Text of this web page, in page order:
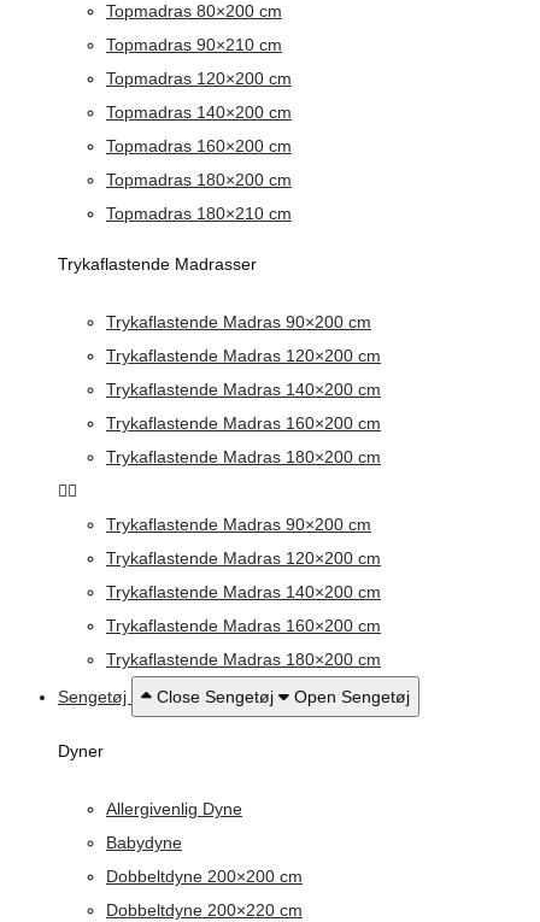
Topmadras 80×200 cm
Topmadras 90×210 cm
Topmadras 120×200 cm
Topmadras 140×200 cm
Topmadras 160×200 cm
Topmadras 180×200 cm
Topmadras 180×210 cm
Trykaflastende Madrasser
Trykaflastende Madras 90×200 cm
Trykaflastende Madras 120×200 cm
Trykaflastende Madras 140×200 cm
Trykaflastende Madras 160×200 cm
Trykaflastende Madras 180×200 cm
Trykaflastende Madras 90×200 cm
Trykaflastende Madras 120×200 cm
Trykaflastende Madras 140×200 cm
Trykaflastende Madras 160×200 cm
Trykaflastende Madras 180×200 cm
Sengetøj
Close Sengetøj Open Sengetøj
Dyner
Allergivenlig Dyne
Babydyne
Dobbeltdyne 200×200 cm
Dobbeltdyne 200×220 cm